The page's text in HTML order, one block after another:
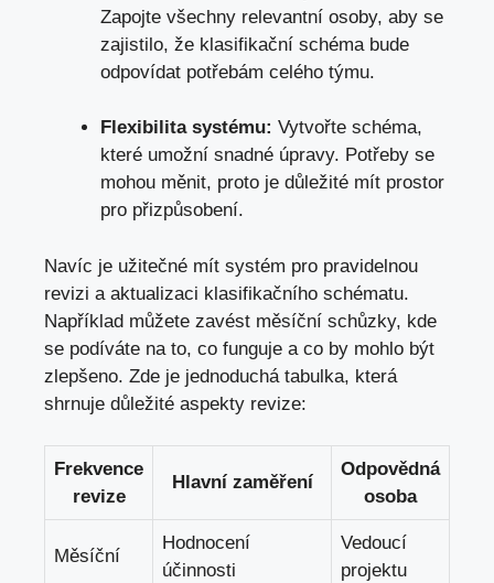
Zapojte všechny relevantní osoby, aby ⁣se
zajistilo, ‍že klasifikační schéma bude
odpovídat potřebám celého týmu.
Flexibilita systému: Vytvořte schéma,
které umožní snadné úpravy. Potřeby se
mohou měnit, proto je důležité mít ⁢prostor
pro přizpůsobení.
Navíc je užitečné mít systém pro pravidelnou
revizi a aktualizaci⁢ klasifikačního schématu.​
Například můžete zavést měsíční schůzky, kde
se podíváte na to, co funguje a co by mohlo být​
zlepšeno. Zde je jednoduchá tabulka, která
shrnuje důležité aspekty revize:
Frekvence
revize
Hlavní zaměření
Odpovědná
osoba
Měsíční
Hodnocení
účinnosti
Vedoucí
projektu